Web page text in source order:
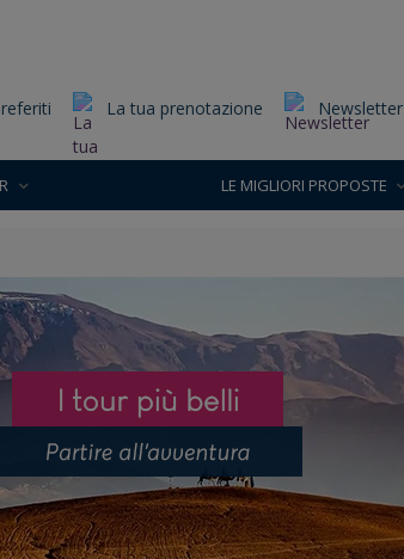
La tua prenotazione Newsletter
LE MIGLIORI PROPOSTE